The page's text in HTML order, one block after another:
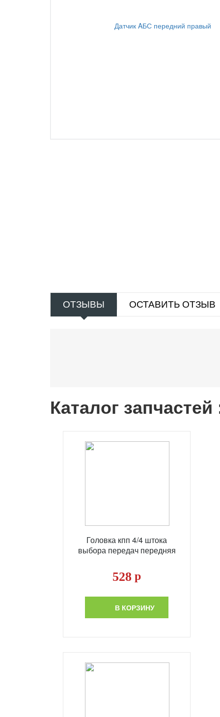
ОТЗЫВЫ ОСТАВИТЬ ОТЗЫВ
Каталог
Головка кпп 4/4 штока
выбора передач передняя
528 р
В КОРЗИНУ